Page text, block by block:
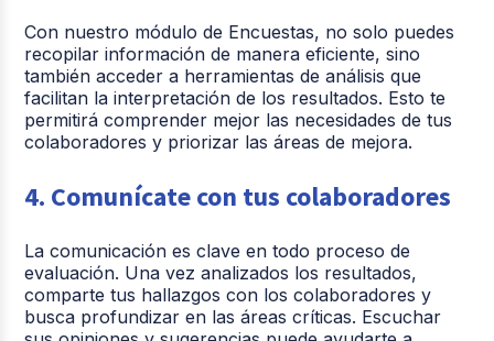
Con nuestro módulo de Encuestas, no solo puedes
recopilar información de manera eficiente, sino
también acceder a herramientas de análisis que
facilitan la interpretación de los resultados. Esto te
permitirá comprender mejor las necesidades de tus
colaboradores y priorizar las áreas de mejora.
4. Comunícate con tus colaboradores
La comunicación es clave en todo proceso de
evaluación. Una vez analizados los resultados,
comparte tus hallazgos con los colaboradores y
busca profundizar en las áreas críticas. Escuchar